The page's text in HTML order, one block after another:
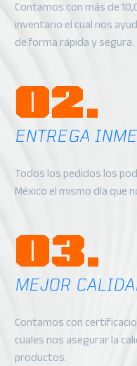
Contamos con más de
inventario el cual nos
de forma rápida y segura.
02.
ENTREGA
Todos los pedidos los
México el mismo día que
03.
MEJOR
Contamos con
cuales nos asegurar la
productos.